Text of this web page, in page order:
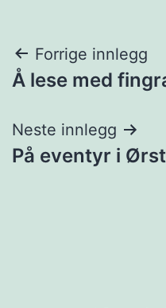
Forrige innlegg
Å lese med
Neste innlegg
På eventyr i